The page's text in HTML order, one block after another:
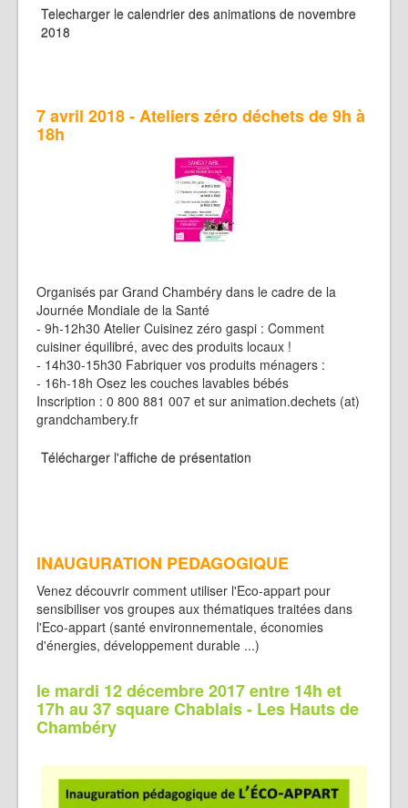
Telecharger le calendrier des animations de novembre
2018
7 avril 2018 - Ateliers zéro déchets de 9h à
18h
Organisés par Grand Chambéry dans le cadre de la
Journée Mondiale de la Santé
- 9h-12h30 Atelier Cuisinez zéro gaspi : Comment
cuisiner équilibré, avec des produits locaux !
- 14h30-15h30 Fabriquer vos produits ménagers :
- 16h-18h Osez les couches lavables bébés
Inscription : 0 800 881 007 et sur animation.dechets (at)
grandchambery.fr
Télécharger l'affiche de présentation
INAUGURATION PEDAGOGIQUE
Venez découvrir comment utiliser l'Eco-appart pour
sensibiliser vos groupes aux thématiques traitées dans
l'Eco-appart (santé environnementale, économies
d'énergies, développement durable ...)
le mardi 12 décembre 2017 entre 14h et
17h au 37 square Chablais - Les Hauts de
Chambéry